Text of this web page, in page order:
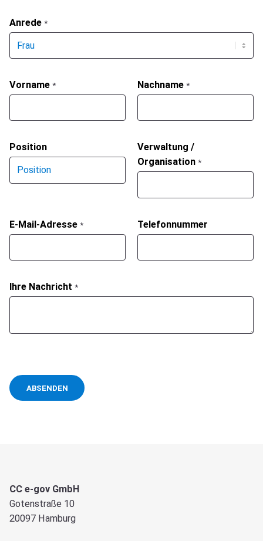
Anrede *
Vorname * Nachname *
Position
Verwaltung /
Organisation *
E-Mail-Adresse * Telefonnummer
Ihre Nachricht *
ABSENDEN
CC e-gov GmbH
Gotenstraße 10
20097 Hamburg